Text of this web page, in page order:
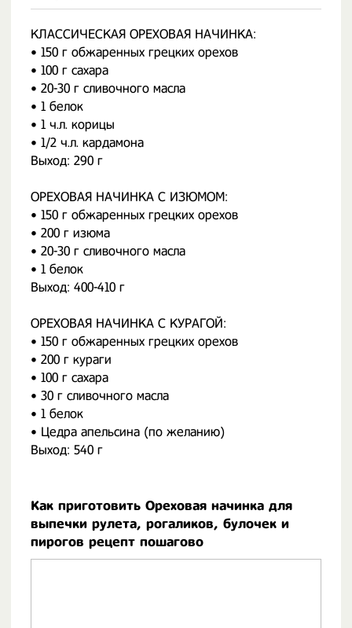
КЛАССИЧЕСКАЯ ОРЕХОВАЯ НАЧИНКА:
• 150 г обжаренных грецких орехов
• 100 г сахара
• 20-30 г сливочного масла
• 1 белок
• 1 ч.л. корицы
• 1/2 ч.л. кардамона
Выход: 290 г
ОРЕХОВАЯ НАЧИНКА С ИЗЮМОМ:
• 150 г обжаренных грецких орехов
• 200 г изюма
• 20-30 г сливочного масла
• 1 белок
Выход: 400-410 г
ОРЕХОВАЯ НАЧИНКА С КУРАГОЙ:
• 150 г обжаренных грецких орехов
• 200 г кураги
• 100 г сахара
• 30 г сливочного масла
• 1 белок
• Цедра апельсина (по желанию)
Выход: 540 г
Как приготовить Ореховая начинка для
выпечки рулета, рогаликов, булочек и
пирогов рецепт пошагово